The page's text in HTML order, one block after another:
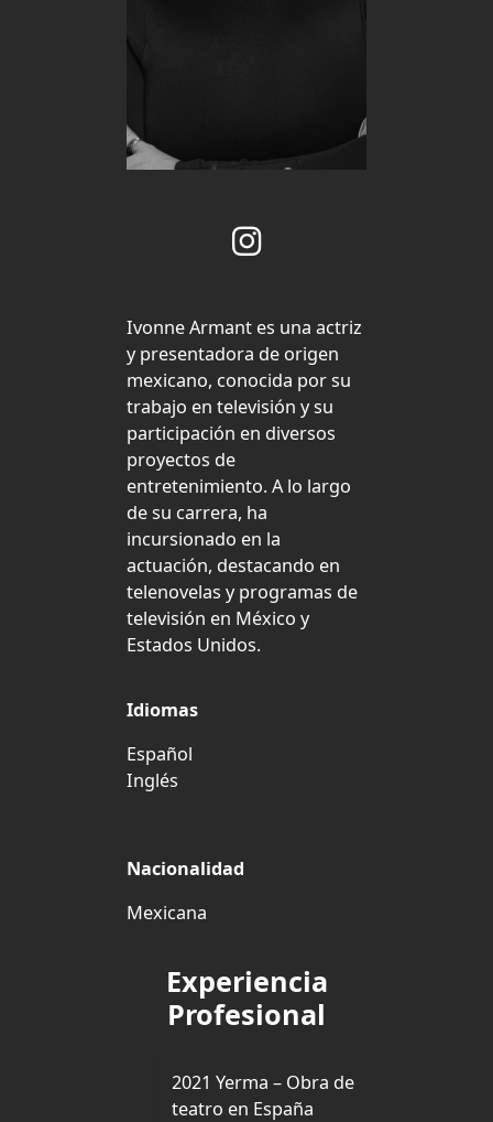
Ivonne Armant es una actriz
y presentadora de origen
mexicano, conocida por su
trabajo en televisión y su
participación en diversos
proyectos de
entretenimiento. A lo largo
de su carrera, ha
incursionado en la
actuación, destacando en
telenovelas y programas de
televisión en México y
Estados Unidos.
Idiomas
Español
Inglés
Nacionalidad
Mexicana
Experiencia
Profesional
2021 Yerma – Obra de
teatro en España